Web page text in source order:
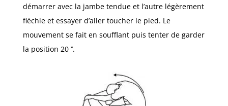
démarrer avec la jambe tendue et l’autre légèrement
fléchie et essayer d’aller toucher le pied. Le
mouvement se fait en soufflant puis tenter de garder
la position 20 ‘’.